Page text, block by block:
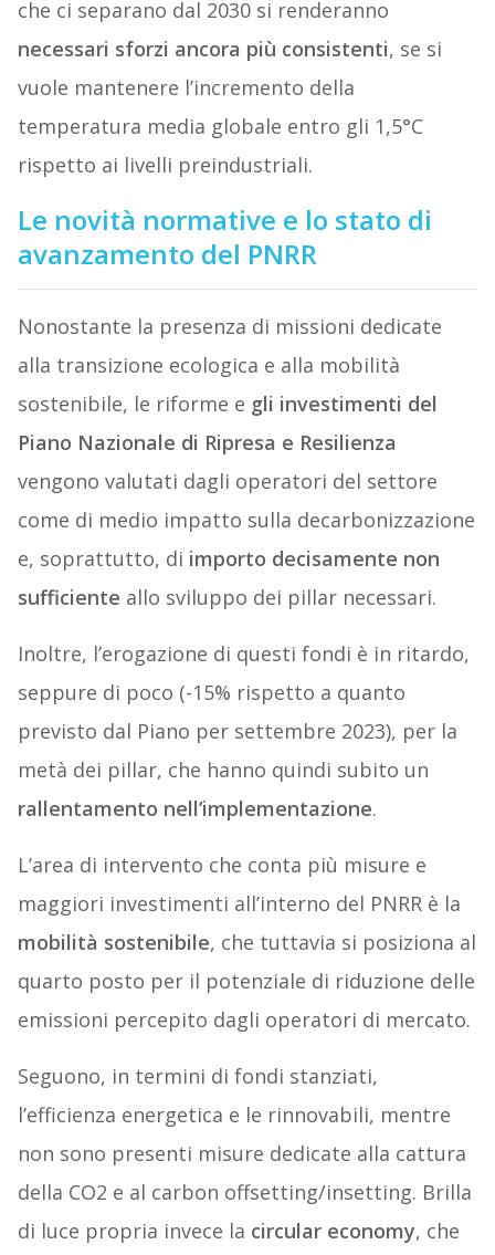
che ci separano dal 2030 si renderanno
necessari sforzi ancora più consistenti, se si
vuole mantenere l’incremento della
temperatura media globale entro gli 1,5°C
rispetto ai livelli preindustriali.
Le novità normative e lo stato di
avanzamento del PNRR
Nonostante la presenza di missioni dedicate
alla transizione ecologica e alla mobilità
sostenibile, le riforme e gli investimenti del
Piano Nazionale di Ripresa e Resilienza
vengono valutati dagli operatori del settore
come di medio impatto sulla decarbonizzazione
e, soprattutto, di importo decisamente non
sufficiente allo sviluppo dei pillar necessari.
Inoltre, l’erogazione di questi fondi è in ritardo,
seppure di poco (-15% rispetto a quanto
previsto dal Piano per settembre 2023), per la
metà dei pillar, che hanno quindi subito un
rallentamento nell’implementazione.
L’area di intervento che conta più misure e
maggiori investimenti all’interno del PNRR è la
mobilità sostenibile, che tuttavia si posiziona al
quarto posto per il potenziale di riduzione delle
emissioni percepito dagli operatori di mercato.
Seguono, in termini di fondi stanziati,
l’efficienza energetica e le rinnovabili, mentre
non sono presenti misure dedicate alla cattura
della CO2 e al carbon offsetting/insetting. Brilla
di luce propria invece la circular economy, che